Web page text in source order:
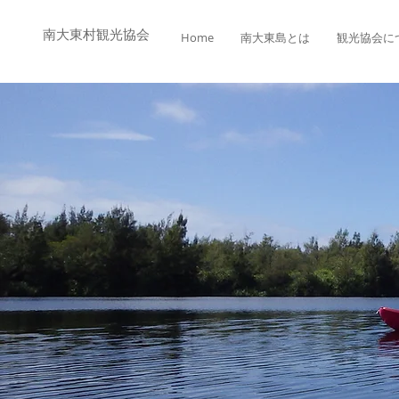
​​南大東村観光協会 Home 南大東島とは 観光協会に